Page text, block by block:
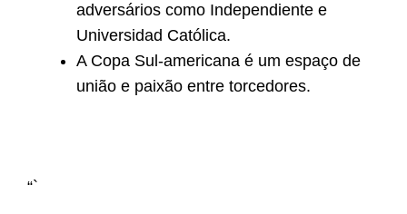
adversários como Independiente e
Universidad Católica.
A Copa Sul-americana é um espaço de
união e paixão entre torcedores.
“`